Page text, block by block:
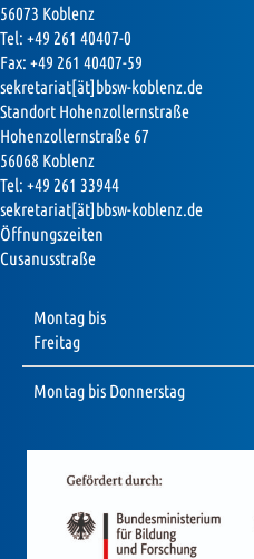
56073 Koblenz
Tel: +49 261 40407-0
Fax: +49 261 40407-59
sekretariat[ät]bbsw-koblenz.de
Standort Hohenzollernstraße
Hohenzollernstraße 67
56068 Koblenz
Tel: +49 261 33944
sekretariat[ät]bbsw-koblenz.de
Öffnungszeiten
Cusanusstraße
Montag bis
Freitag
Montag bis Donnerstag